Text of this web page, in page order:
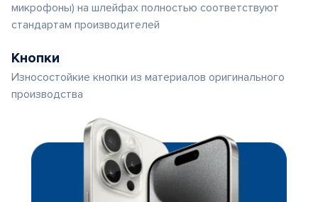
микрофоны) на шлейфах полностью соответствуют
стандартам производителей
Кнопки
Износостойкие кнопки из материалов оригинального
производства